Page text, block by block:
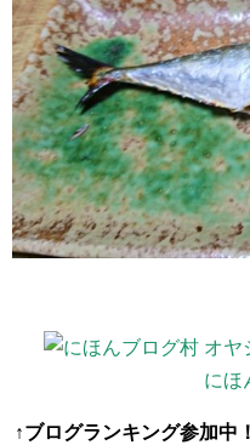
にほ
↑ブログランキング参加中